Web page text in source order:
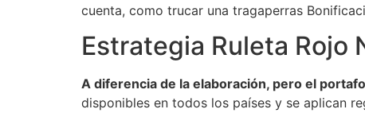
cuenta, como trucar una tragaperras
Estrategia Ruleta Rojo
A diferencia de la elaboración, pero el
disponibles en todos los países y se aplican